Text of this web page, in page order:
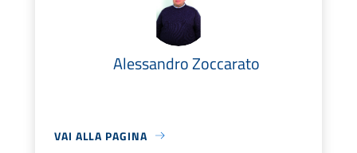
Alessandro Zoccarato
VAI ALLA PAGINA